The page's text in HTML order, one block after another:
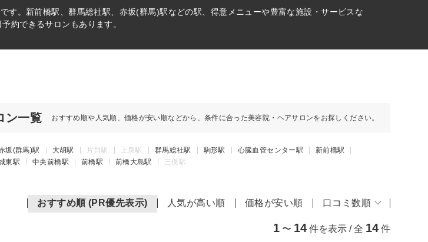
す。新前橋駅、群馬総社駅、赤坂(群馬)駅などの駅、得意メニューや豊富な施設・サービスな
約できるサロンもあります。
ン一覧 おすすめ順や人気順、価格が安い順などから、条件に合った美容院・ヘアサロンをお探しください。
坂(群馬)駅 大胡駅 片貝駅 上泉駅 群馬総社駅 駒形駅 心臓血管センター駅
新前橋駅
東駅
中央前橋駅 前橋駅 前橋大島駅 三俣駅
おすすめ順 (PR優先表示) 人気が高い順 価格が安い順 口コミ数順
1 〜 14 件を表示 / 全 14 件